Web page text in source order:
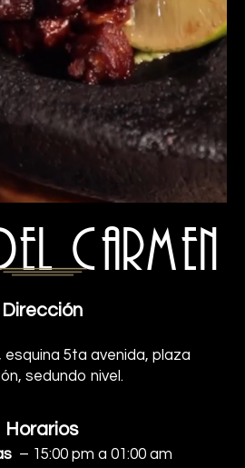
Carmen
Dirección
esquina 5ta avenida, plaza
sedundo nivel.
Horarios
– 15:00 pm a 01:00 am